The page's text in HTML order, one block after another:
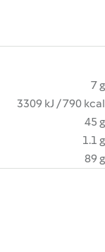
7 g
3309 kJ / 790 kcal
45 g
1.1 g
89 g